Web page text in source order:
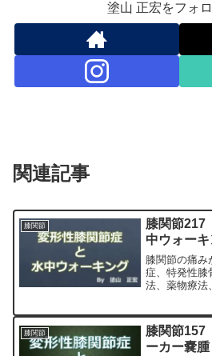
塗山 正宏をフォ
関連記事
膝関節
膝関節
中ウォー
膝関節の痛み
症、特発性膝
法、薬物療法
専門医（人工
宏が色々と説
膝関節
膝関節
ーカー嚢腫